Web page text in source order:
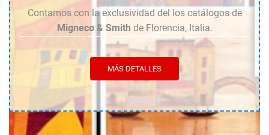
Contamos con la exclusividad del los catálogos de
Migneco & Smith de Florencia, Italia.
MÁS DETALLES